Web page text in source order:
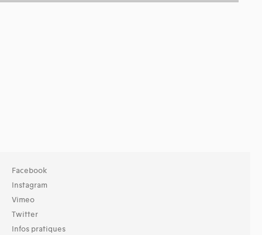
Facebook
Instagram
Vimeo
Twitter
Infos pratiques